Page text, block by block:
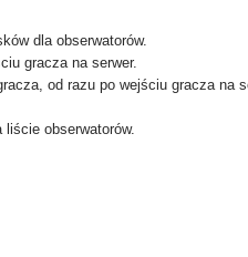
dla obserwatorów.
gracza na serwer.
od razu po wejściu gracza na
obserwatorów.